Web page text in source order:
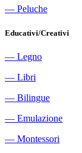
― Peluche
Educativi/Creativi
― Legno
― Libri
― Bilingue
― Emulazione
― Montessori